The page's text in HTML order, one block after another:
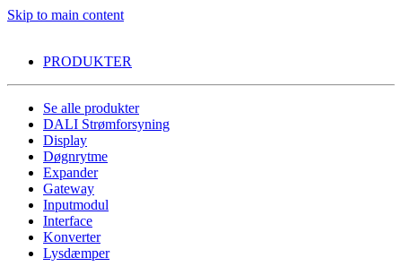
Skip to main content
PRODUKTER
Se alle produkter
DALI Strømforsyning
Display
Døgnrytme
Expander
Gateway
Inputmodul
Interface
Konverter
Lysdæmper